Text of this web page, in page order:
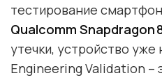
тестирование
Qualcomm Snapdragon
утечки, устройство уже
Engineering Validation –